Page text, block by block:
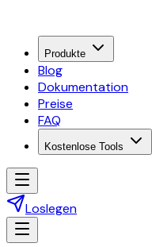
Produkte
Blog
Dokumentation
Preise
FAQ
Kostenlose Tools
Loslegen